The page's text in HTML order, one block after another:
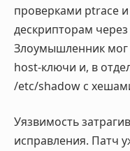
проверками ptrace
дескрипторам
Злоумышленник мог
host-ключи и, в
/etc/shadow с
Уязвимость
исправления. Патч